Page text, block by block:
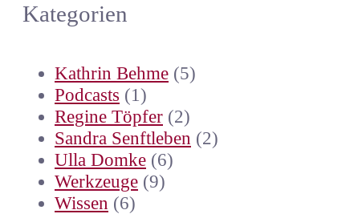
Kategorien
Kathrin Behme (5)
Podcasts (1)
Regine Töpfer (2)
Sandra Senftleben (2)
Ulla Domke (6)
Werkzeuge (9)
Wissen (6)